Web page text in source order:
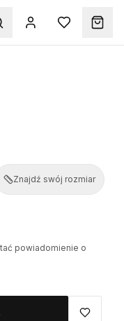
Znajdź swój rozmiar
powiadomienie o